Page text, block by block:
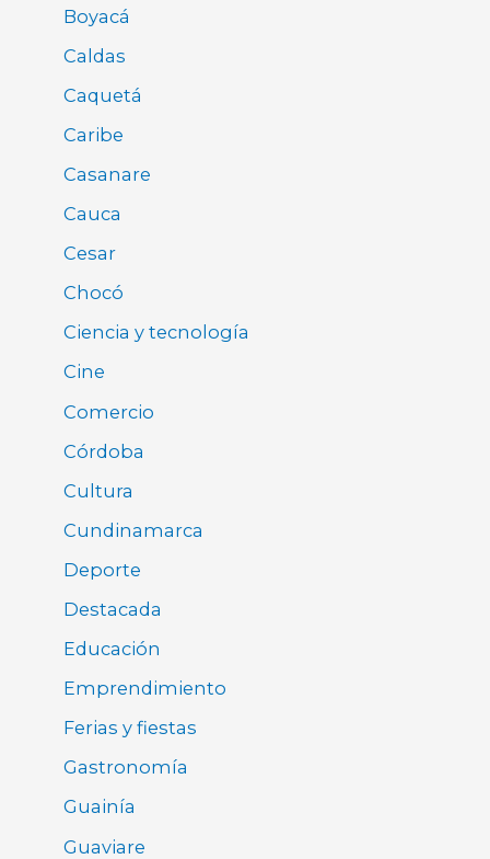
Boyacá
Caldas
Caquetá
Caribe
Casanare
Cauca
Cesar
Chocó
Ciencia y tecnología
Cine
Comercio
Córdoba
Cultura
Cundinamarca
Deporte
Destacada
Educación
Emprendimiento
Ferias y fiestas
Gastronomía
Guainía
Guaviare